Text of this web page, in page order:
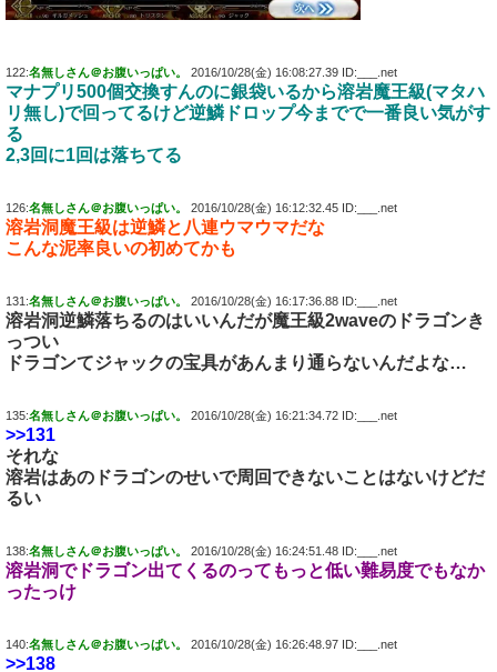
122:名無しさん＠お腹いっぱい。 2016/10/28(金) 16:08:27.39 ID:___.net
マナプリ500個交換すんのに銀袋いるから溶岩魔王級(マタハ
リ無し)で回ってるけど逆鱗ドロップ今までで一番良い気がす
る
2,3回に1回は落ちてる
126:名無しさん＠お腹いっぱい。 2016/10/28(金) 16:12:32.45 ID:___.net
溶岩洞魔王級は逆鱗と八連ウマウマだな
こんな泥率良いの初めてかも
131:名無しさん＠お腹いっぱい。 2016/10/28(金) 16:17:36.88 ID:___.net
溶岩洞逆鱗落ちるのはいいんだが魔王級2waveのドラゴンき
っつい
ドラゴンてジャックの宝具があんまり通らないんだよな…
135:名無しさん＠お腹いっぱい。 2016/10/28(金) 16:21:34.72 ID:___.net
>>131
それな
溶岩はあのドラゴンのせいで周回できないことはないけどだ
るい
138:名無しさん＠お腹いっぱい。 2016/10/28(金) 16:24:51.48 ID:___.net
溶岩洞でドラゴン出てくるのってもっと低い難易度でもなか
ったっけ
140:名無しさん＠お腹いっぱい。 2016/10/28(金) 16:26:48.97 ID:___.net
>>138